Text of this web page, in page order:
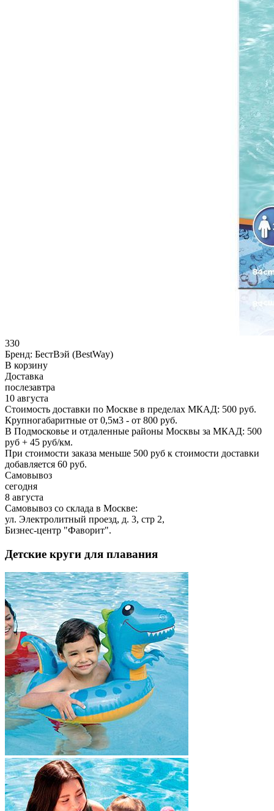
330
Бренд: БестВэй (BestWay)
В корзину
Доставка
послезавтра
10 августа
Стоимость доставки по Москве в пределах МКАД: 500 руб.
Крупногабаритные от 0,5м3 - от 800 руб.
В Подмосковье и отдаленные районы Москвы за МКАД: 500
руб + 45 руб/км.
При стоимости заказа меньше 500 руб к стоимости доставки
добавляется 60 руб.
Самовывоз
сегодня
8 августа
Самовывоз со склада в Москве:
ул. Электролитный проезд, д. 3, стр 2,
Бизнес-центр "Фаворит".
Детские круги для плавания